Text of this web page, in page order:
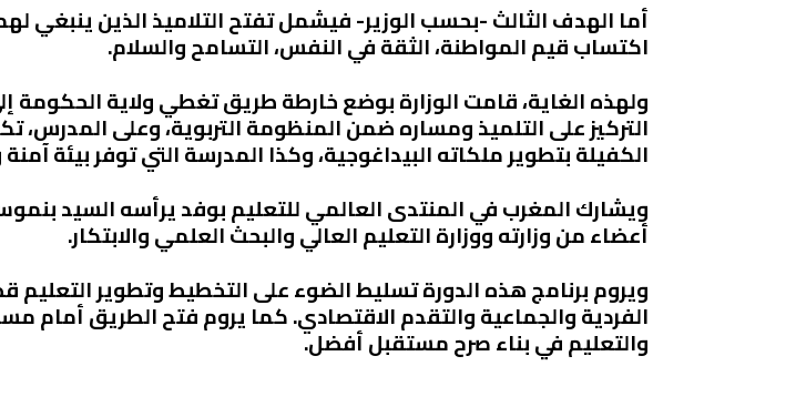
أما الهدف الثالث -بحسب الوزير- فيشمل تفتح التلاميذ الذين ينبغي
اكتساب قيم المواطنة، الثقة في النفس، التسامح والسلام.
التركيز على التلميذ ومساره ضمن المنظومة التربوية، وعلى المدرس،
الكفيلة بتطوير ملكاته البيداغوجية، وكذا المدرسة التي توفر بيئة
ويشارك المغرب في المنتدى العالمي للتعليم بوفد يرأسه السيد
أعضاء من وزارته ووزارة التعليم العالي والبحث العلمي والابتكار.
ويروم برنامج هذه الدورة تسليط الضوء على التخطيط وتطوير التعليم
الفردية والجماعية والتقدم الاقتصادي. كما يروم فتح الطريق أمام
والتعليم في بناء صرح مستقبل أفضل.